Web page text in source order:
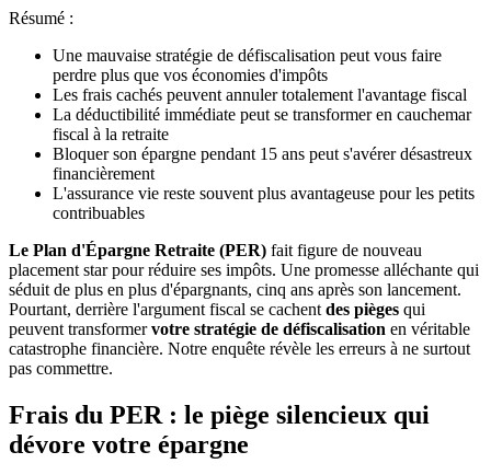
Résumé :
Une mauvaise stratégie de défiscalisation peut vous faire
perdre plus que vos économies d'impôts
Les frais cachés peuvent annuler totalement l'avantage fiscal
La déductibilité immédiate peut se transformer en cauchemar
fiscal à la retraite
Bloquer son épargne pendant 15 ans peut s'avérer désastreux
financièrement
L'assurance vie reste souvent plus avantageuse pour les petits
contribuables
Le Plan d'Épargne Retraite (PER) fait figure de nouveau
placement star pour réduire ses impôts. Une promesse alléchante qui
séduit de plus en plus d'épargnants, cinq ans après son lancement.
Pourtant, derrière l'argument fiscal se cachent des pièges qui
peuvent transformervotre stratégie de défiscalisation en véritable
catastrophe financière. Notre enquête révèle les erreurs à ne surtout
pas commettre.
Frais du PER : le piège silencieux qui
dévore votre épargne